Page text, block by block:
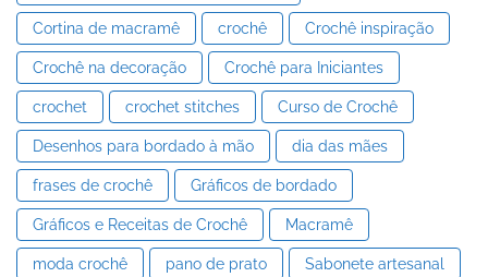
Cortina de macramê crochê Crochê inspiração
Crochê na decoração Crochê para Iniciantes
crochet crochet stitches Curso de Crochê
Desenhos para bordado à mão dia das mães
frases de crochê Gráficos de bordado
Gráficos e Receitas de Crochê Macramê
moda crochê pano de prato Sabonete artesanal